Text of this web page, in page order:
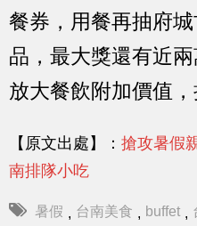
餐券，用餐再抽府
品，最大獎還有近
放大餐飲附加價值，
【原文出處】： 搶攻暑假
南排隊小吃
暑假 , 台南美食 , buffet ,